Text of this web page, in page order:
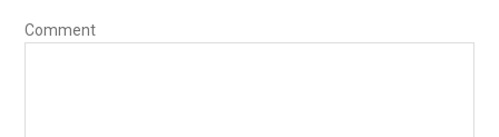
Comment